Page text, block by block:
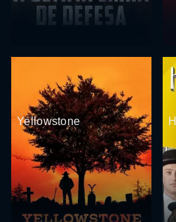
Yellowstone